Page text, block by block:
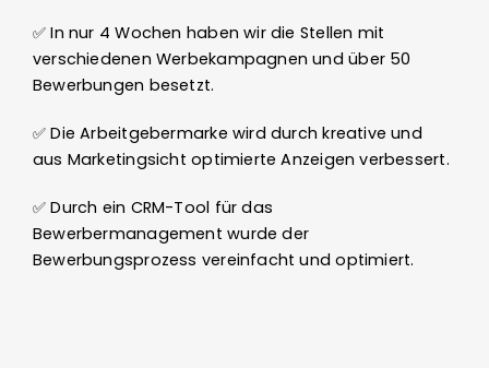
✅ In nur 4 Wochen haben wir die Stellen mit
verschiedenen Werbekampagnen und über 50
Bewerbungen besetzt.
✅ Die Arbeitgebermarke wird durch kreative und
aus Marketingsicht optimierte Anzeigen verbessert.
✅ Durch ein CRM-Tool für das
Bewerbermanagement wurde der
Bewerbungsprozess vereinfacht und optimiert.